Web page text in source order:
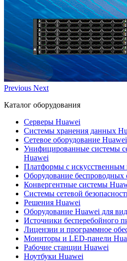
Previous Next
Каталог оборудования
Серверы Huawei
Системы хранения данных
Сетевое оборудование Huawei
Унифицированные системы
Huawei
Платформы с искусственным
Оборудование беспроводных
Конвергентные системы
Системы сетевой
Решения Huawei
Оборудование Huawei для
Источники бесперебойного
Лицензии и программное
Мониторы и LED-панели
Рабочие станции Huawei
Ноутбуки Huawei